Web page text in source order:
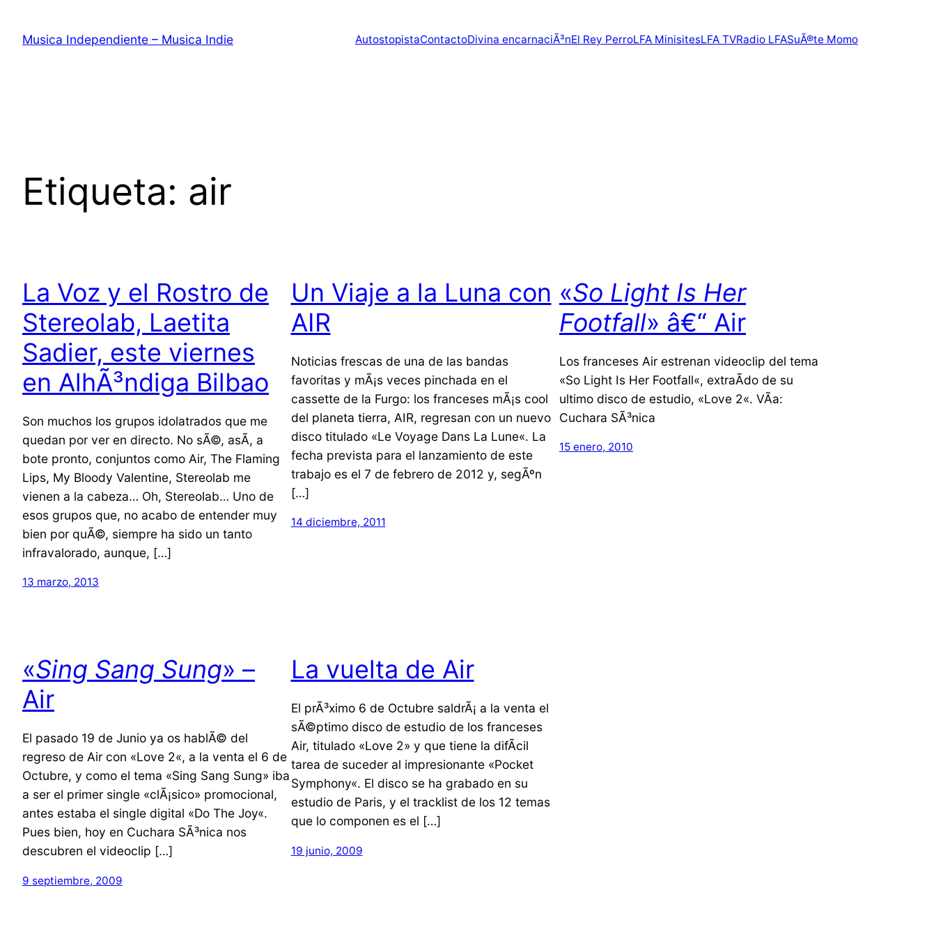
contenido
Musica Independiente – Musica Indie AutostopistaContactoDivina encarnaciÃ³nEl Rey PerroLFA MinisitesLFA TVRadio LFASuÃ®te Momo
Etiqueta: air
La Voz y el Rostro de
Stereolab, Laetita
Sadier, este viernes
en AlhÃ³ndiga Bilbao
Son muchos los grupos idolatrados que me
quedan por ver en directo. No sÃ©, asÃ­, a
bote pronto, conjuntos como Air, The Flaming
Lips, My Bloody Valentine, Stereolab me
vienen a la cabeza… Oh, Stereolab… Uno de
esos grupos que, no acabo de entender muy
bien por quÃ©, siempre ha sido un tanto
infravalorado, aunque, […]
13 marzo, 2013
Un Viaje a la Luna con
AIR
Noticias frescas de una de las bandas
favoritas y mÃ¡s veces pinchada en el
cassette de la Furgo: los franceses mÃ¡s cool
del planeta tierra, AIR, regresan con un nuevo
disco titulado «Le Voyage Dans La Lune«. La
fecha prevista para el lanzamiento de este
trabajo es el 7 de febrero de 2012 y, segÃºn
[…]
14 diciembre, 2011
«So Light Is Her
Footfall» â€“ Air
Los franceses Air estrenan videoclip del tema
«So Light Is Her Footfall«, extraÃ­do de su
ultimo disco de estudio, «Love 2«. VÃ­a:
Cuchara SÃ³nica
15 enero, 2010
«Sing Sang Sung» –
Air
El pasado 19 de Junio ya os hablÃ© del
regreso de Air con «Love 2«, a la venta el 6 de
Octubre, y como el tema «Sing Sang Sung» iba
a ser el primer single «clÃ¡sico» promocional,
antes estaba el single digital «Do The Joy«.
Pues bien, hoy en Cuchara SÃ³nica nos
descubren el videoclip […]
9 septiembre, 2009
La vuelta de Air
El prÃ³ximo 6 de Octubre saldrÃ¡ a la venta el
sÃ©ptimo disco de estudio de los franceses
Air, titulado «Love 2» y que tiene la difÃ­cil
tarea de suceder al impresionante «Pocket
Symphony«. El disco se ha grabado en su
estudio de Paris, y el tracklist de los 12 temas
que lo componen es el […]
19 junio, 2009